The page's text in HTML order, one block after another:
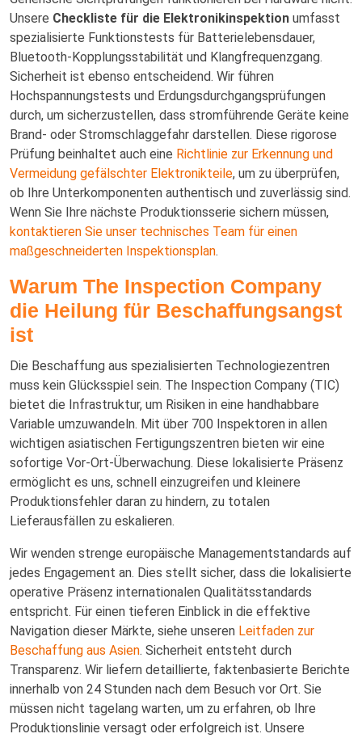
Unsere Checkliste für die Elektronikinspektion umfasst
spezialisierte Funktionstests für Batterielebensdauer,
Bluetooth-Kopplungsstabilität und Klangfrequenzgang.
Sicherheit ist ebenso entscheidend. Wir führen
Hochspannungstests und Erdungsdurchgangsprüfungen
durch, um sicherzustellen, dass stromführende Geräte keine
Brand- oder Stromschlaggefahr darstellen. Diese rigorose
Prüfung beinhaltet auch eine Richtlinie zur Erkennung und
Vermeidung gefälschter Elektronikteile, um zu überprüfen,
ob Ihre Unterkomponenten authentisch und zuverlässig sind.
Wenn Sie Ihre nächste Produktionsserie sichern müssen,
kontaktieren Sie unser technisches Team für einen
maßgeschneiderten Inspektionsplan.
Warum The Inspection Company
die Heilung für Beschaffungsangst
ist
Die Beschaffung aus spezialisierten Technologiezentren
muss kein Glücksspiel sein. The Inspection Company (TIC)
bietet die Infrastruktur, um Risiken in eine handhabbare
Variable umzuwandeln. Mit über 700 Inspektoren in allen
wichtigen asiatischen Fertigungszentren bieten wir eine
sofortige Vor-Ort-Überwachung. Diese lokalisierte Präsenz
ermöglicht es uns, schnell einzugreifen und kleinere
Produktionsfehler daran zu hindern, zu totalen
Lieferausfällen zu eskalieren.
Wir wenden strenge europäische Managementstandards auf
jedes Engagement an. Dies stellt sicher, dass die lokalisierte
operative Präsenz internationalen Qualitätsstandards
entspricht. Für einen tieferen Einblick in die effektive
Navigation dieser Märkte, siehe unseren Leitfaden zur
Beschaffung aus Asien. Sicherheit entsteht durch
Transparenz. Wir liefern detaillierte, faktenbasierte Berichte
innerhalb von 24 Stunden nach dem Besuch vor Ort. Sie
müssen nicht tagelang warten, um zu erfahren, ob Ihre
Produktionslinie versagt oder erfolgreich ist. Unsere